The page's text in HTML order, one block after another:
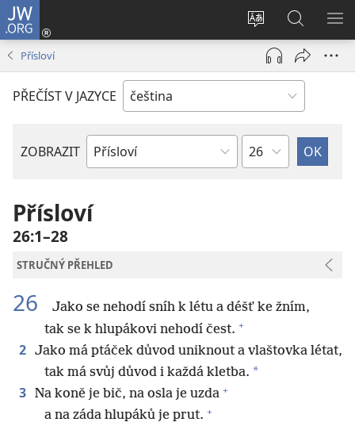
JW.ORG
Změnit
jazyk
stránek
Přihlásit
se
(otevřeno
okno)
Hledat
na
JW.ORG
Přísloví
PŘEČÍST V JAZYCE
ZOBRAZIT
Biblická
Kapitola
Přísloví
26:1–28
STRUČNÝ PŘEHLED
26
Jako se nehodí sníh k létu a déšť ke žním,
tak se k hlupákovi nehodí čest. +
2 Jako má ptáček důvod uniknout a vlaštovka létat,
tak má svůj důvod i každá kletba. *
3 Na koně je bič, na osla je uzda +
a na záda hlupáků je prut. +